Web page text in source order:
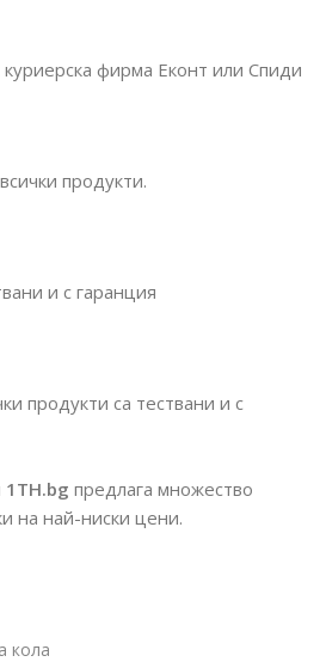
фирма Еконт или Спиди
продукти.
и с гаранция
продукти са тествани и с
1TH.bg предлага множество
на най-ниски цени.
кола